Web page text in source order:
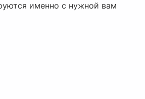
именно с нужной вам